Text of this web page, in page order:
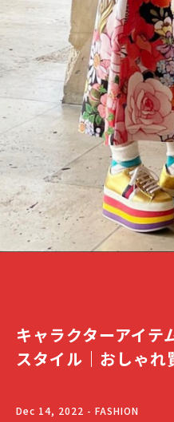
キャラクターアイテ
スタイル｜おしゃれ
Dec 14, 2022 - FASHION